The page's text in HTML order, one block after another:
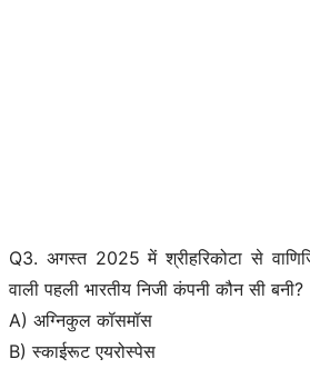
Q3. अगस्त 2025 में श्रीहरिकोटा से
वाली पहली भारतीय निजी कंपनी कौन सी बनी?
A) अग्निकुल कॉसमॉस
B) स्काईरूट एयरोस्पेस